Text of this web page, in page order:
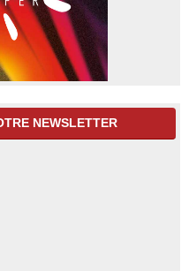
NEWSLETTER